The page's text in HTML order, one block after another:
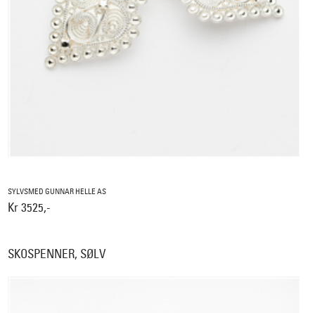
SYLVSMED GUNNAR HELLE AS
Kr 3525,-
SKOSPENNER, SØLV